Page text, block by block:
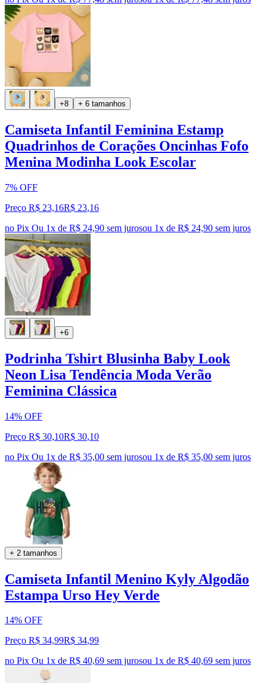
+8 + 6 tamanhos
Camiseta Infantil Feminina Estamp
Quadrinhos de Corações Oncinhas Fofo
Menina Modinha Look Escolar
7% OFF
Preço R$ 23,16R$ 23,16
no Pix Ou 1x de R$ 24,90 sem jurosou 1x de R$ 24,90 sem juros
+6
Podrinha Tshirt Blusinha Baby Look
Neon Lisa Tendência Moda Verão
Feminina Clássica
14% OFF
Preço R$ 30,10R$ 30,10
no Pix Ou 1x de R$ 35,00 sem jurosou 1x de R$ 35,00 sem juros
+ 2 tamanhos
Camiseta Infantil Menino Kyly Algodão
Estampa Urso Hey Verde
14% OFF
Preço R$ 34,99R$ 34,99
no Pix Ou 1x de R$ 40,69 sem jurosou 1x de R$ 40,69 sem juros